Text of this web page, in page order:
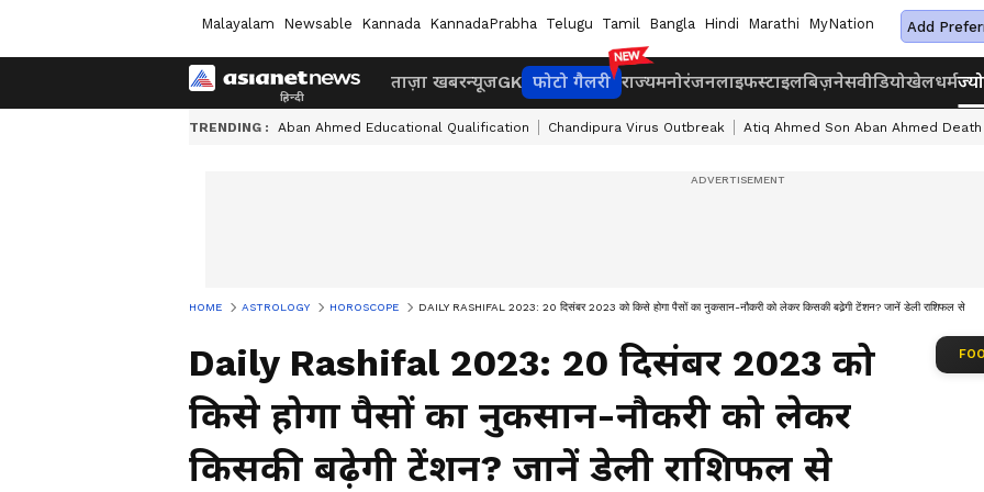
Malayalam Newsable Kannada KannadaPrabha Telugu Tamil Bangla Hindi Marathi MyNation Add
ताज़ा खबरन्यूजGK फोटो गैलरी राज्यमनोरंजनलाइफस्टाइलबिज़नेसवीडियोखेलधर्म
TRENDING : Aban Ahmed Educational Qualification Chandipura Virus Outbreak Atiq Ahmed Son Aban Ahmed Death
HOME ASTROLOGY HOROSCOPE DAILY RASHIFAL 2023: 20 दिसंबर 2023 को किसे होगा पैसों का नुकसान-नौकरी को लेकर किसकी बढे़गी टेंशन? जानें डेली राशिफल से
Daily Rashifal 2023: 20 दिसंबर 2023 को
किसे होगा पैसों का नुकसान-नौकरी को लेकर
किसकी बढे़गी टेंशन? जानें डेली राशिफल से